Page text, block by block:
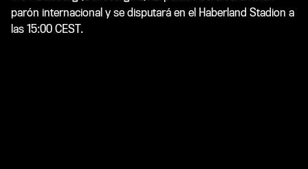
parón internacional y se disputará en el Haberland Stadion a
las 15:00 CEST.